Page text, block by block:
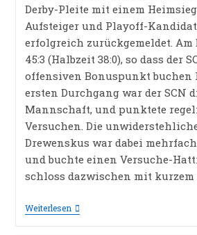
Derby-Pleite mit einem
Aufsteiger und Playoff-
erfolgreich zurückgemeldet. Am
45:3 (Halbzeit 38:0), so dass der
offensiven Bonuspunkt buchen
ersten Durchgang war der SCN
Mannschaft, und punktete
Versuchen. Die
Drewenskus war dabei
und buchte einen Versuche-
schloss dazwischen mit kurzem
WeiterlesenSCN-
FRAUEN